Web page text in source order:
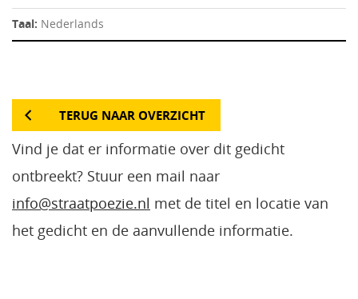
Taal: Nederlands
TERUG NAAR OVERZICHT
Vind je dat er informatie over dit gedicht
ontbreekt? Stuur een mail naar
info@straatpoezie.nl met de titel en locatie van
het gedicht en de aanvullende informatie.